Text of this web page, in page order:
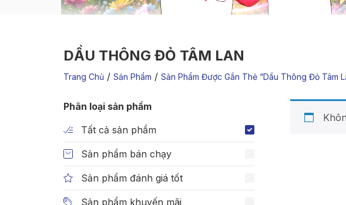
DẦU THÔNG ĐỎ TÂM LAN
Trang Chủ / Sản Phẩm / Sản Phẩm Được Gắn Thẻ “dầu Thông Đỏ Tâm
Phân loại sản phẩm
Tất cả sản phẩm
Sản phẩm bán chạy
Sản phẩm đánh giá tốt
Sản phẩm khuyến mãi